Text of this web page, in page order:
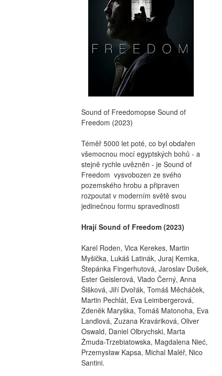
Sound of Freedomopse Sound of
Freedom (2023)
Téměř 5000 let poté, co byl obdařen
všemocnou mocí egyptských bohů - a
stejně rychle uvězněn - je Sound of
Freedom  vysvobozen ze svého
pozemského hrobu a připraven
rozpoutat v moderním světě svou
jedinečnou formu spravedlnosti
Hrají Sound of Freedom (2023)
Karel Roden, Vica Kerekes, Martin
Myšička, Lukáš Latinák, Juraj Kemka,
Štepánka Fingerhutová, Jaroslav Dušek,
Ester Geislerová, Vlado Černý, Anna
Šišková, Jiří Dvořák, Tomáš Měcháček,
Martin Pechlát, Eva Leimbergerová,
Zdeněk Maryška, Tomáš Matonoha, Eva
Landlová, Zuzana Kraváriková, Oliver
Oswald, Daniel Olbrychski, Marta
Żmuda-Trzebiatowska, Magdalena Nieć,
Przemysław Kapsa, Michal Maléř, Nico
Santini.